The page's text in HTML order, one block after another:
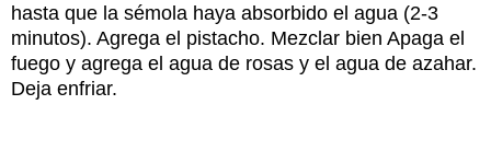
hasta que la sémola haya absorbido el agua (2-3
minutos). Agrega el pistacho. Mezclar bien Apaga el
fuego y agrega el agua de rosas y el agua de azahar.
Deja enfriar.